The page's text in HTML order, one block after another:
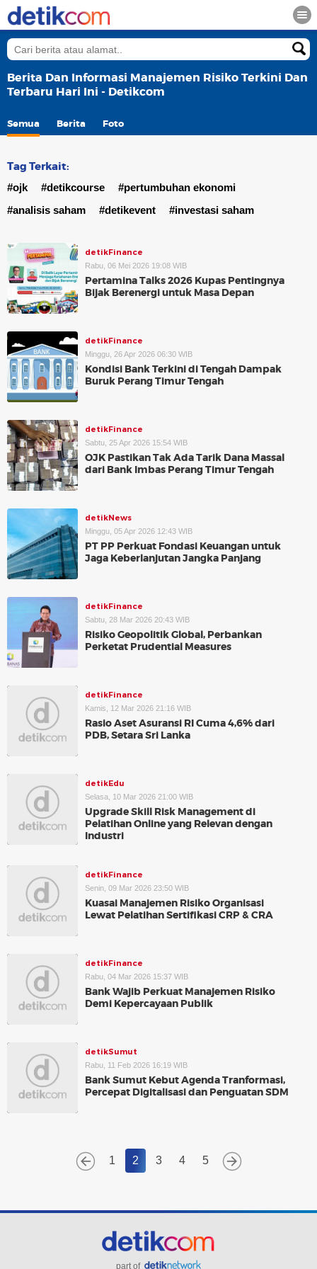
Berita Dan Informasi Manajemen Risiko Terkini Dan
Terbaru Hari Ini - Detikcom
Semua Berita Foto
Tag Terkait:
#ojk #detikcourse
#pertumbuhan ekonomi
#analisis saham
#detikevent #investasi saham
detikFinance
Rabu, 06 Mei 2026 19:08 WIB
Pertamina Talks 2026 Kupas Pentingnya
Bijak Berenergi untuk Masa Depan
detikFinance
Minggu, 26 Apr 2026 06:30 WIB
Kondisi Bank Terkini di Tengah Dampak
Buruk Perang Timur Tengah
detikFinance
Sabtu, 25 Apr 2026 15:54 WIB
OJK Pastikan Tak Ada Tarik Dana Massal
dari Bank Imbas Perang Timur Tengah
detikNews
Minggu, 05 Apr 2026 12:43 WIB
PT PP Perkuat Fondasi Keuangan untuk
Jaga Keberlanjutan Jangka Panjang
detikFinance
Sabtu, 28 Mar 2026 20:43 WIB
Risiko Geopolitik Global, Perbankan
Perketat Prudential Measures
detikFinance
Kamis, 12 Mar 2026 21:16 WIB
Rasio Aset Asuransi RI Cuma 4,6% dari
PDB, Setara Sri Lanka
detikEdu
Selasa, 10 Mar 2026 21:00 WIB
Upgrade Skill Risk Management di
Pelatihan Online yang Relevan dengan
Industri
detikFinance
Senin, 09 Mar 2026 23:50 WIB
Kuasai Manajemen Risiko Organisasi
Lewat Pelatihan Sertifikasi CRP & CRA
detikFinance
Rabu, 04 Mar 2026 15:37 WIB
Bank Wajib Perkuat Manajemen Risiko
Demi Kepercayaan Publik
detikSumut
Rabu, 11 Feb 2026 16:19 WIB
Bank Sumut Kebut Agenda Tranformasi,
Percepat Digitalisasi dan Penguatan SDM
1 2 3 4 5
part of